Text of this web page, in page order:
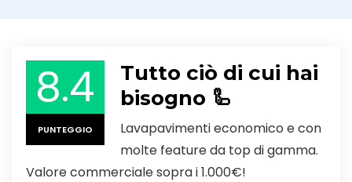
8.4
PUNTEGGIO
Tutto ciò di cui hai
bisogno 🦾
Lavapavimenti economico e con
molte feature da top di gamma.
Valore commerciale sopra i 1.000€!